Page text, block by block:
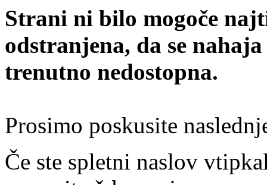
Strani ni bilo mogoče
odstranjena, da se
trenutno nedostopna.
Prosimo poskusite
Če ste spletni naslov